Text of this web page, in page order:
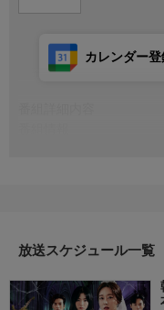
カレンダー登
という裏切りに遭い、2
復を開始する！
放送スケジュール一覧